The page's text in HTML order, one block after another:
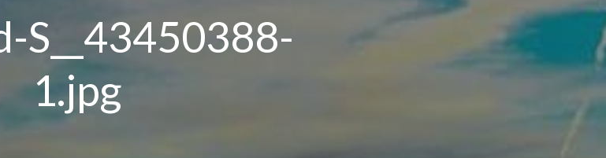
S__43450388-
1.jpg